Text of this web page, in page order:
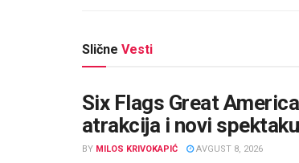
Slične Vesti
Six Flags Great
atrakcija i novi
BY MILOS KRIVOKAPIĆ AVGUST 8, 2026